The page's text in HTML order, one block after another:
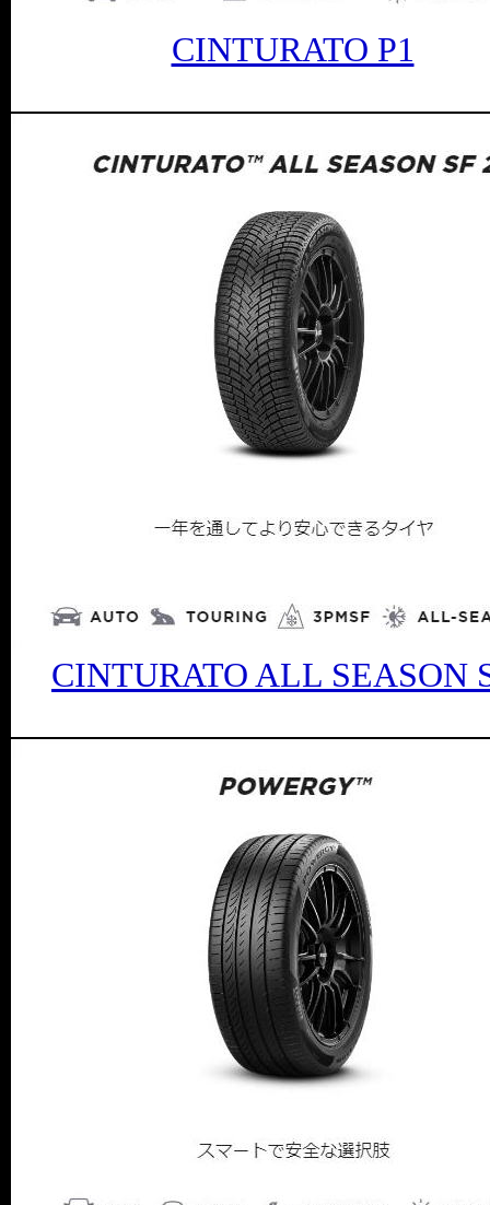
CINTURATO P1
CINTURATO ALL SEASON